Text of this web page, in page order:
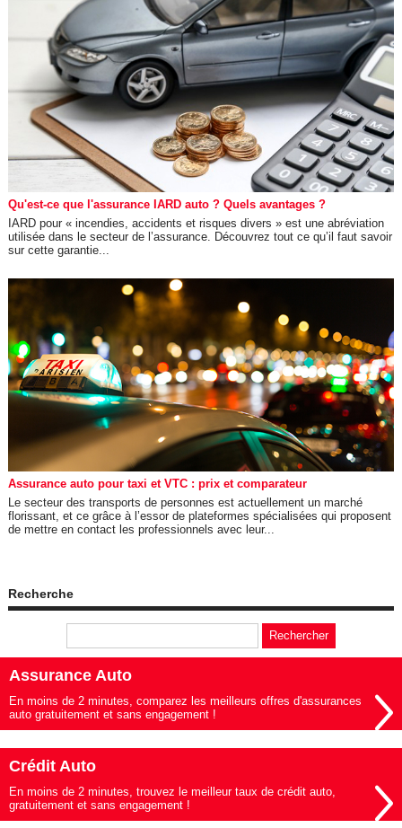
Qu'est-ce que l'assurance IARD auto ? Quels avantages ?
IARD pour « incendies, accidents et risques divers » est une abréviation
utilisée dans le secteur de l’assurance. Découvrez tout ce qu’il faut savoir
sur cette garantie...
Assurance auto pour taxi et VTC : prix et comparateur
Le secteur des transports de personnes est actuellement un marché
florissant, et ce grâce à l’essor de plateformes spécialisées qui proposent
de mettre en contact les professionnels avec leur...
Recherche
Assurance Auto
En moins de 2 minutes, comparez les meilleurs offres d'assurances
auto gratuitement et sans engagement !
Crédit Auto
En moins de 2 minutes, trouvez le meilleur taux de crédit auto,
gratuitement et sans engagement !